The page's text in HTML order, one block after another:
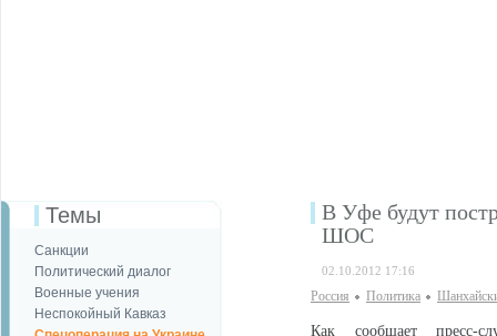
Темы
Санкции
Политический диалог
Военные учения
Неспокойный Кавказ
В Уфе будут
ШОС
02.10.2012 17:16
Россия Политика
Как сообщает пресс-